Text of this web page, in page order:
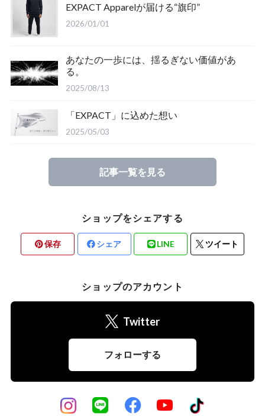
EXPACT Apparelが届ける“旗印”
2026/01/01
あなたの一歩には、揺るぎない価値があ
る。
2025/08/13
「EXPACT」に込めた想い
2025/05/03
記事一覧を見る
ショップをシェアする
保存 シェア LINE ツイート
ショップのアカウント
Twitter
フォローする